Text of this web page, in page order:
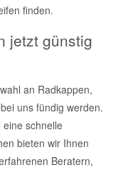
finden.
jetzt günstig
an Radkappen,
uns fündig werden.
schnelle
bieten wir Ihnen
Beratern,